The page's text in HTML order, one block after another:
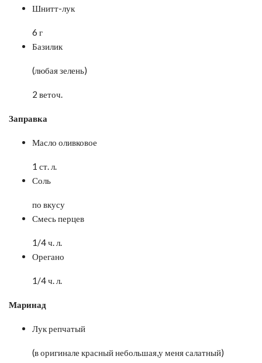
Шнитт-лук
6 г
Базилик
(любая зелень)
2 веточ.
Заправка
Масло оливковое
1 ст. л.
Соль
по вкусу
Смесь перцев
1/4 ч. л.
Орегано
1/4 ч. л.
Маринад
Лук репчатый
(в оригинале красный небольшая,у меня салатный)